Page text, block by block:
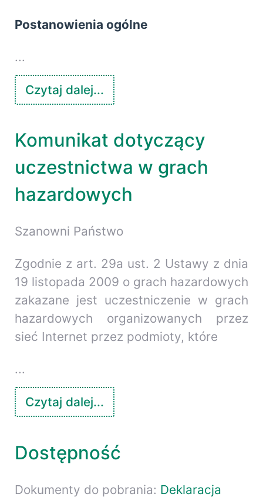
Postanowienia ogólne
...
Czytaj dalej...
Komunikat dotyczący
uczestnictwa w grach
hazardowych
Szanowni Państwo
Zgodnie z art. 29a ust. 2 Ustawy z dnia
19 listopada 2009 o grach hazardowych
zakazane jest uczestniczenie w grach
hazardowych organizowanych przez
sieć Internet przez podmioty, które
...
Czytaj dalej...
Dostępność
Dokumenty do pobrania: Deklaracja